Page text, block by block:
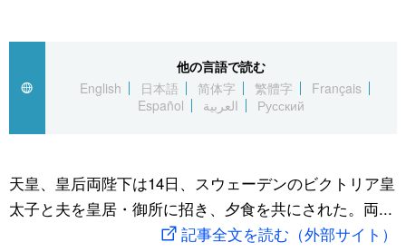
Русский
国際
社会
文化
アーカイブ
Japan Data
旅と暮らし
動画/Live
文化
科学・技術
暮らし
スポーツ・東京2020
他の言語で読む
English
日本語 简体字 繁體字
Français
Español
العربية Русский
天皇、皇后両陛下は14日、スウェーデンのビクトリア皇
太子と夫を皇居・御所に招き、夕食を共にされた。両...
記事全文を読む（外部サイト）